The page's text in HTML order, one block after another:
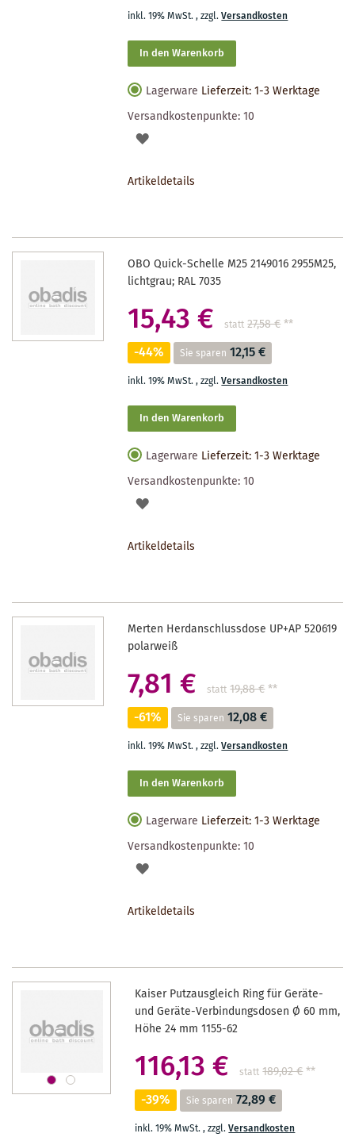
inkl. 19% MwSt.,zzgl.Versandkosten
In den Warenkorb
Lagerware Lieferzeit: 1-3 Werktage
Versandkostenpunkte:10
AUF
Artikeldetails
OBO Quick-Schelle M25 2149016 2955M25,
lichtgrau; RAL 7035
15,43 € statt 27,58 €**
-44% Sie sparen 12,15 €
inkl. 19% MwSt.,zzgl.Versandkosten
In den Warenkorb
Lagerware Lieferzeit: 1-3 Werktage
Versandkostenpunkte:10
AUF
Artikeldetails
Merten Herdanschlussdose UP+AP 520619
polarweiß
7,81 € statt 19,88 €**
-61% Sie sparen 12,08 €
inkl. 19% MwSt.,zzgl.Versandkosten
In den Warenkorb
Lagerware Lieferzeit: 1-3 Werktage
Versandkostenpunkte:10
AUF
Artikeldetails
Kaiser Putzausgleich Ring für Geräte-
und Geräte-Verbindungsdosen Ø 60 mm,
Höhe 24 mm 1155-62
116,13 € statt 189,02 €**
-39% Sie sparen 72,89 €
inkl. 19% MwSt.,zzgl.Versandkosten